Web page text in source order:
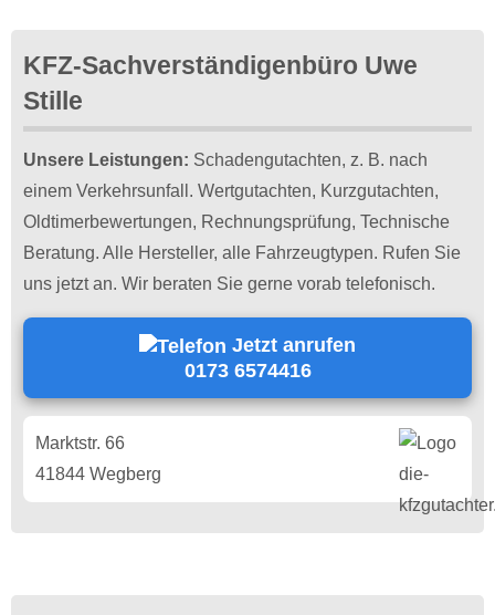
KFZ-Sachverständigenbüro Uwe
Stille
Unsere Leistungen: Schadengutachten, z. B. nach
einem Verkehrsunfall. Wertgutachten, Kurzgutachten,
Oldtimerbewertungen, Rechnungsprüfung, Technische
Beratung. Alle Hersteller, alle Fahrzeugtypen. Rufen Sie
uns jetzt an. Wir beraten Sie gerne vorab telefonisch.
Jetzt anrufen
0173 6574416
Marktstr. 66
41844 Wegberg